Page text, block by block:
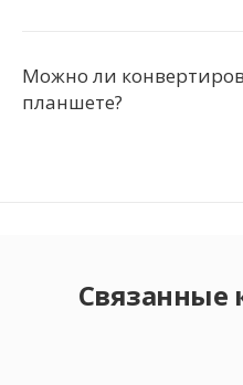
Можно ли
планшете?
Связанные